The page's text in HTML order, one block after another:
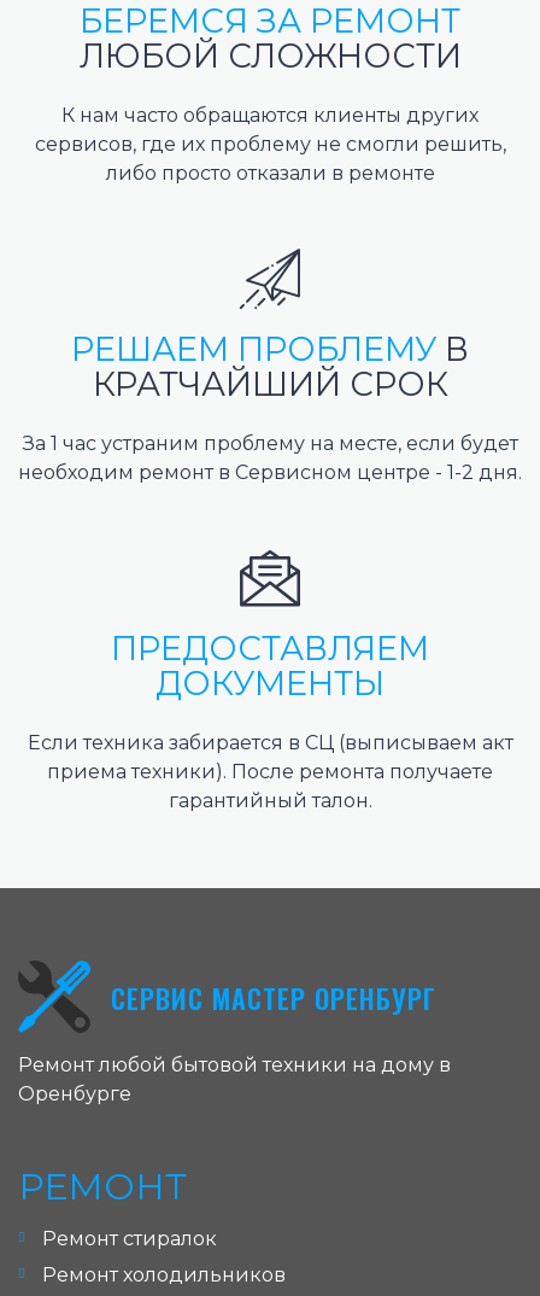
БЕРЕМСЯ ЗА РЕМОНТ
ЛЮБОЙ СЛОЖНОСТИ
К нам часто обращаются клиенты других
сервисов, где их проблему не смогли решить,
либо просто отказали в ремонте
РЕШАЕМ ПРОБЛЕМУ В
КРАТЧАЙШИЙ СРОК
За 1 час устраним проблему на месте, если будет
необходим ремонт в Сервисном центре - 1-2 дня.
ПРЕДОСТАВЛЯЕМ
ДОКУМЕНТЫ
Если техника забирается в СЦ (выписываем акт
приема техники). После ремонта получаете
гарантийный талон.
СЕРВИС МАСТЕР ОРЕНБУРГ
Ремонт любой бытовой техники на дому в
Оренбурге
РЕМОНТ
Ремонт стиралок
Ремонт холодильников